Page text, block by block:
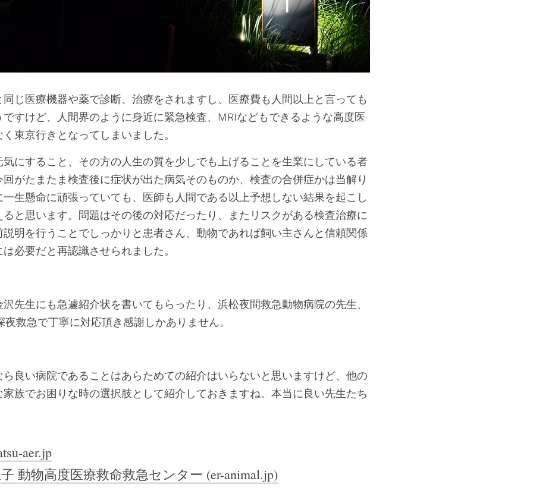
じ医療機器や薬で診断、治療をされますし、医療費も人間以上と言っても
すけど、人間界のように身近に緊急検査、MRIなどもできるような高度医
東京行きとなってしまいました。
にすること、その方の人生の質を少しでも上げることを生業にしている者
がたまたま検査後に症状が出た病気そのものか、検査の合併症かは当解り
生懸命に頑張っていても、医師も人間である以上予想しない結果を起こし
と思います。問題はその後の対応だったり、またリスクがある検査治療に
明を行うことでしっかりと患者さん、動物であれば飼い主さんと信頼関係
必要だと再認識させられました。
先生にも急遽紹介状を書いてもらったり、浜松夜間救急動物病院の先生、
救急で丁寧に対応頂き感謝しかありません。
良い病院であることはあらためての紹介はいらないと思いますけど、他の
族でお困りな時の選択肢として紹介しておきますね。本当に良い先生たち
aer.jp
動物高度医療救命救急センター (er-animal.jp)